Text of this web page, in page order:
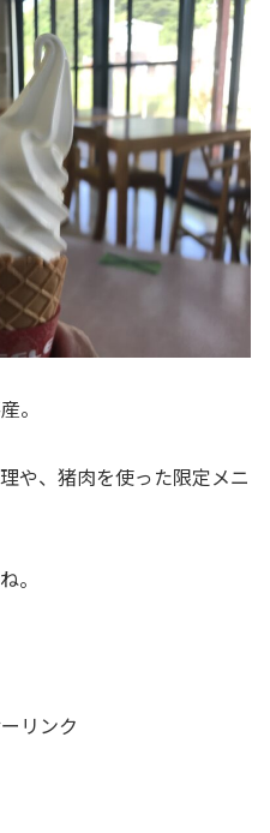
。
や、猪肉を使った限定メニ
。
リンク